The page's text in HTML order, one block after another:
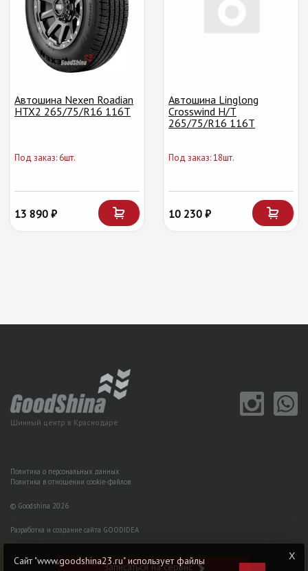
Автошина Nexen Roadian
HTX2 265/75/R16 116T
Под заказ: 6шт.
13 890 ₽
Автошина Linglong
Crosswind H/T
265/75/R16 116T
Под заказ: 18шт.
10 230 ₽
Шинный центр в Краснодаре
Политика о персональных данных
Политика в отношении cookie-файлов
© Goodshina 2026
Разработка и создание сайта GOODIDEA
Записаться на сервис
Сайт "www.goodshina23.ru" использует файлы